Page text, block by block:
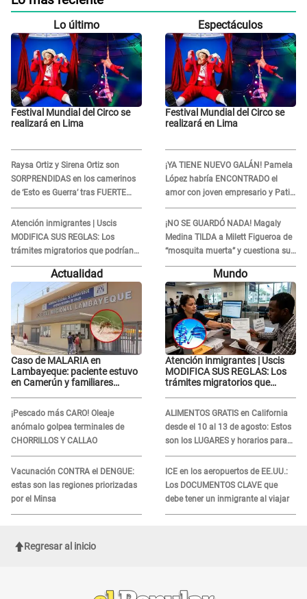
Lo último
Festival Mundial del Circo se
realizará en Lima
Raysa Ortiz y Sirena Ortiz son
SORPRENDIDAS en los camerinos
de ‘Esto es Guerra’ tras FUERTE
ENFRENTAMIENTO con Gabriel
Moisés: “Gracias”
Atención inmigrantes | Uscis
MODIFICA SUS REGLAS: Los
trámites migratorios que podrían
necesitar tu prueba de ADN
Espectáculos
Festival Mundial del Circo se
realizará en Lima
¡YA TIENE NUEVO GALÁN! Pamela
López habría ENCONTRADO el
amor con joven empresario y Pati
Lorena la ECHA en VIVO
¡NO SE GUARDÓ NADA! Magaly
Medina TILDA a Milett Figueroa de
“mosquita muerta” y cuestiona su
RECONCILIACIÓN con Marcelo
Tinelli en TV argentina
Actualidad
Caso de MALARIA en
Lambayeque: paciente estuvo
en Camerún y familiares
¡Pescado más CARO! Oleaje
anómalo golpea terminales de
CHORRILLOS Y CALLAO
Vacunación CONTRA el DENGUE:
estas son las regiones priorizadas
por el Minsa
Mundo
Atención inmigrantes | Uscis
MODIFICA SUS REGLAS: Los
trámites migratorios que
ALIMENTOS GRATIS en California
desde el 10 al 13 de agosto: Estos
son los LUGARES y horarios para
recibir la ayuda
ICE en los aeropuertos de EE.UU.:
Los DOCUMENTOS CLAVE que
debe tener un inmigrante al viajar
Regresar al inicio